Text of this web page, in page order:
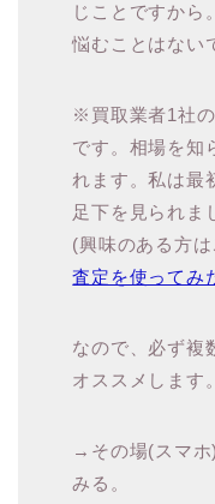
じことですから
悩むことはない
※買取業者1社
です。相場を知
れます。私は最
足下を見られま
(興味のある方
査定を使ってみ
なので、必ず複
オススメします。
→その場(スマホ
みる。